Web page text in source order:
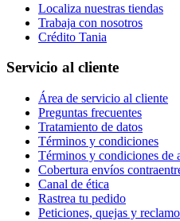
Localiza nuestras tiendas
Trabaja con nosotros
Crédito Tania
Servicio al cliente
Área de servicio al cliente
Preguntas frecuentes
Tratamiento de datos
Términos y condiciones
Términos y condiciones de
Cobertura envíos
Canal de ética
Rastrea tu pedido
Peticiones, quejas y